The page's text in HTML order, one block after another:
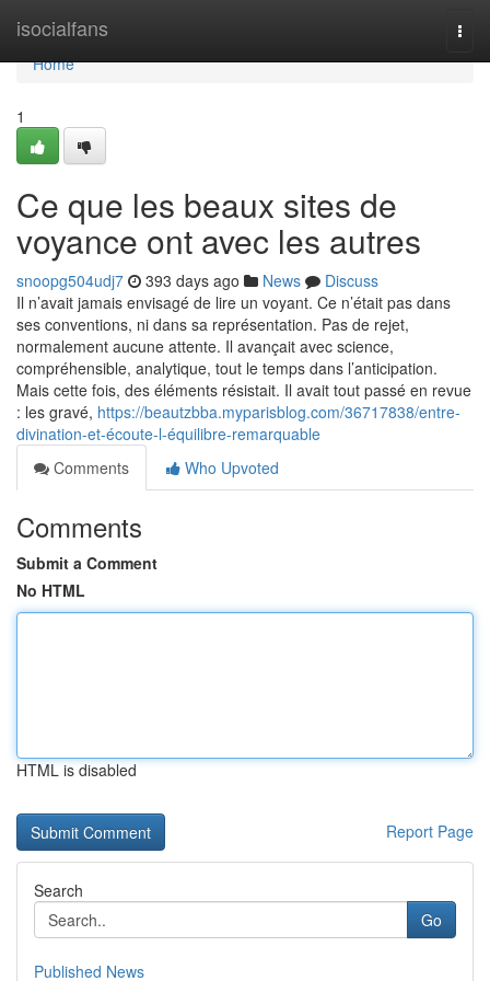
isocialfans
Home
Home
1
Ce que les beaux sites de
voyance ont avec les autres
snoopg504udj7 393 days ago News
Discuss
Il n’avait jamais envisagé de lire un voyant. Ce n’était pas dans
ses conventions, ni dans sa représentation. Pas de rejet,
normalement aucune attente. Il avançait avec science,
compréhensible, analytique, tout le temps dans l’anticipation.
Mais cette fois, des éléments résistait. Il avait tout passé en revue
: les gravé, https://beautzbba.myparisblog.com/36717838/entre-
divination-et-écoute-l-équilibre-remarquable
Comments
Who Upvoted
Comments
Submit a Comment
No HTML
HTML is disabled
Report Page
Search
Go
Published News